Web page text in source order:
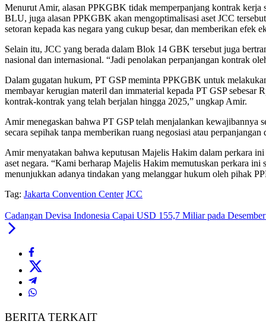
Menurut Amir, alasan PPKGBK tidak memperpanjang kontrak kerja
BLU, juga alasan PPKGBK akan mengoptimalisasi aset JCC
setoran kepada kas negara yang cukup besar, dan memberikan efek
Selain itu, JCC yang berada dalam Blok 14 GBK tersebut juga
nasional dan internasional. “Jadi penolakan perpanjangan kontrak
Dalam gugatan hukum, PT GSP meminta PPKGBK untuk
membayar kerugian materil dan immaterial kepada PT GSP
kontrak-kontrak yang telah berjalan hingga 2025,” ungkap Amir.
Amir menegaskan bahwa PT GSP telah menjalankan
secara sepihak tanpa memberikan ruang negosiasi atau
Amir menyatakan bahwa keputusan Majelis Hakim dalam perkara
aset negara. “Kami berharap Majelis Hakim memutuskan perkara
menunjukkan adanya tindakan yang melanggar hukum oleh pihak
Tag: Jakarta Convention Center JCC
Cadangan Devisa Indonesia Capai USD 155,7 Miliar pada
BERITA TERKAIT